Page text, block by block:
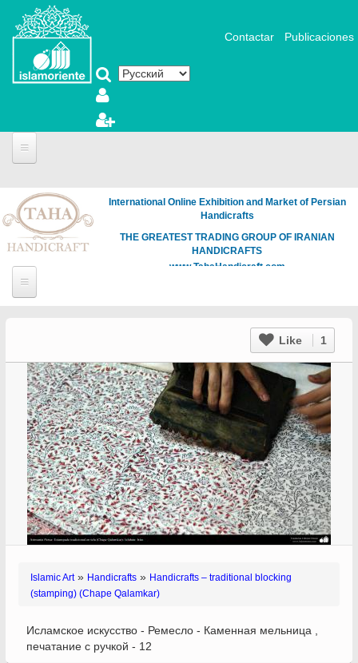
Перейти к основному содержанию
Contactar Publicaciones
International Online Exhibition and Market of Persian
Handicrafts
THE GREATEST TRADING GROUP OF IRANIAN
HANDICRAFTS
www.TahaHandicraft.com
Like 1
Islamic Art» Handicrafts » Handicrafts – traditional blocking
(stamping) (Chape Qalamkar)
Исламское искусство - Ремесло - Каменная мельница ,
печатание с ручкой - 12